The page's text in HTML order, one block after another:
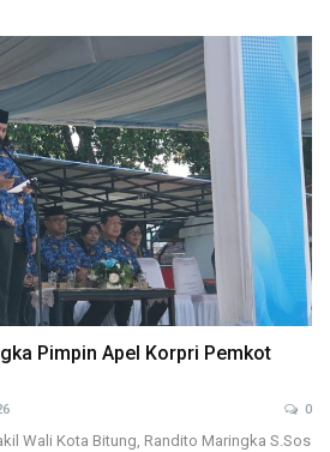
Pimpin Apel Korpri Pemkot
0
Wali Kota Bitung, Randito Maringka S.Sos